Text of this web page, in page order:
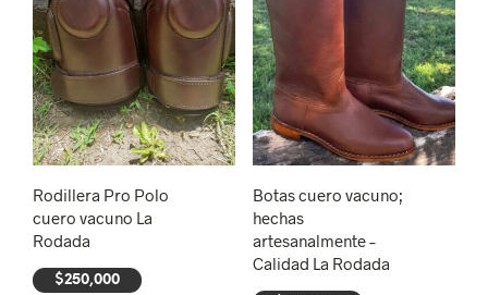
Rodillera Pro Polo
cuero vacuno La
Rodada
$250,000
Botas cuero vacuno;
hechas
artesanalmente –
Calidad La Rodada